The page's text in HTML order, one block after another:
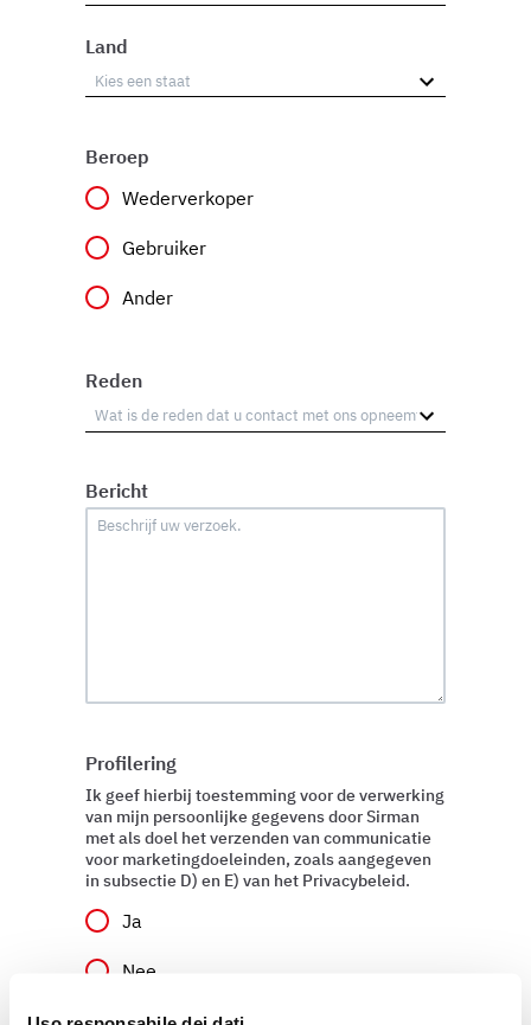
Land
Beroep
Wederverkoper
Gebruiker
Ander
Reden
Bericht
Profilering
Ik geef hierbij toestemming voor de verwerking
van mijn persoonlijke gegevens door Sirman
met als doel het verzenden van communicatie
voor marketingdoeleinden, zoals aangegeven
in subsectie D) en E) van het Privacybeleid.
Ja
Nee